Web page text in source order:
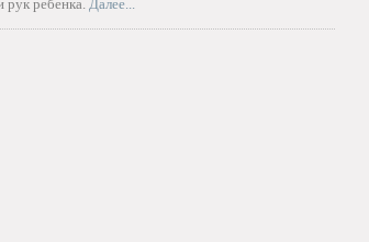
рук ребенка. Далее...